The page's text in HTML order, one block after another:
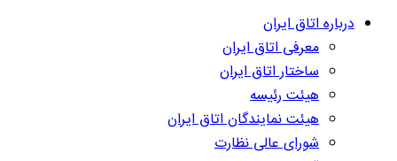
درباره اتاق ایران
معرفی اتاق ایران
ساختار اتاق ایران
هیئت رئیسه
هیئت نمایندگان اتاق ایران
شورای عالی نظارت